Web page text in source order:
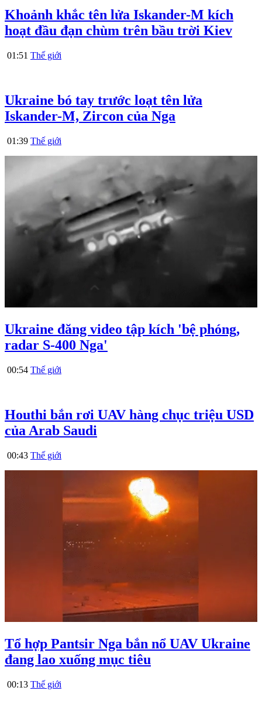
Khoảnh khắc tên lửa Iskander-M kích
hoạt đầu đạn chùm trên bầu trời Kiev
01:51 Thế giới
Ukraine bó tay trước loạt tên lửa
Iskander-M, Zircon của Nga
01:39 Thế giới
Ukraine đăng video tập kích 'bệ phóng,
radar S-400 Nga'
00:54 Thế giới
Houthi bắn rơi UAV hàng chục triệu USD
của Arab Saudi
00:43 Thế giới
Tổ hợp Pantsir Nga bắn nổ UAV Ukraine
đang lao xuống mục tiêu
00:13 Thế giới